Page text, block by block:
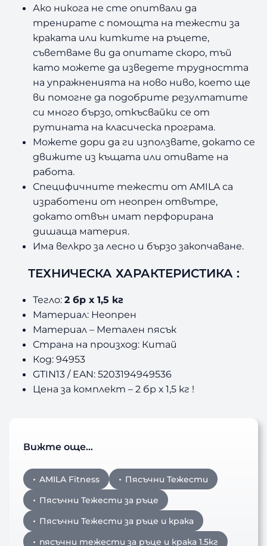
Ако никога не сте опитвали да
тренирате с помощта на тежести за
краката или китките на ръцете,
съветваме ви да опитате скоро, тъй
като можете да изведете трудността
на упражненията на ново ниво, което ще
ви помогне да подобрите резултатите
си много бързо, откъсвайки се от
рутината на класическа програма.
Можете дори да ги използвате, докато се
движите из къщата или отивате на
работа.
Специфичните тежести от AMILA са
изработени от неопрен отвътре,
докато отвън имат перфорирана
дишаща материя.
Има велкро за лесно и бързо закопчаване.
ТЕХНИЧЕСКА ХАРАКТЕРИСТИКА :
Тегло:2 бр х 1,5 кг
Материал: Неопрен
Материал – Метален пясък
Страна на произход: Китай
Код: 94953
GTIN13 / EAN: 5203194949536
Цена за комплект – 2 бр х 1,5 кг !
Вижте още…
AMILA Fitness
Пясъчни Тежести
Пясъчни Тежести за ръце
Пясъчни Тежести за ръце и крака
пясъчни тежести за ръце и крака 1.5кг